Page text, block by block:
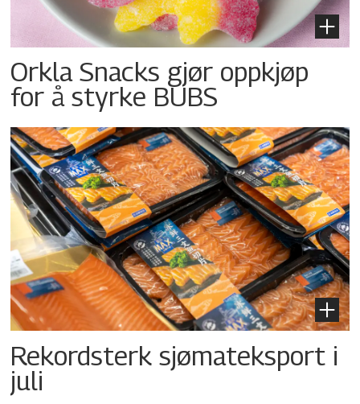
Orkla Snacks gjør oppkjøp
for å styrke BUBS
Rekordsterk sjømateksport i
juli